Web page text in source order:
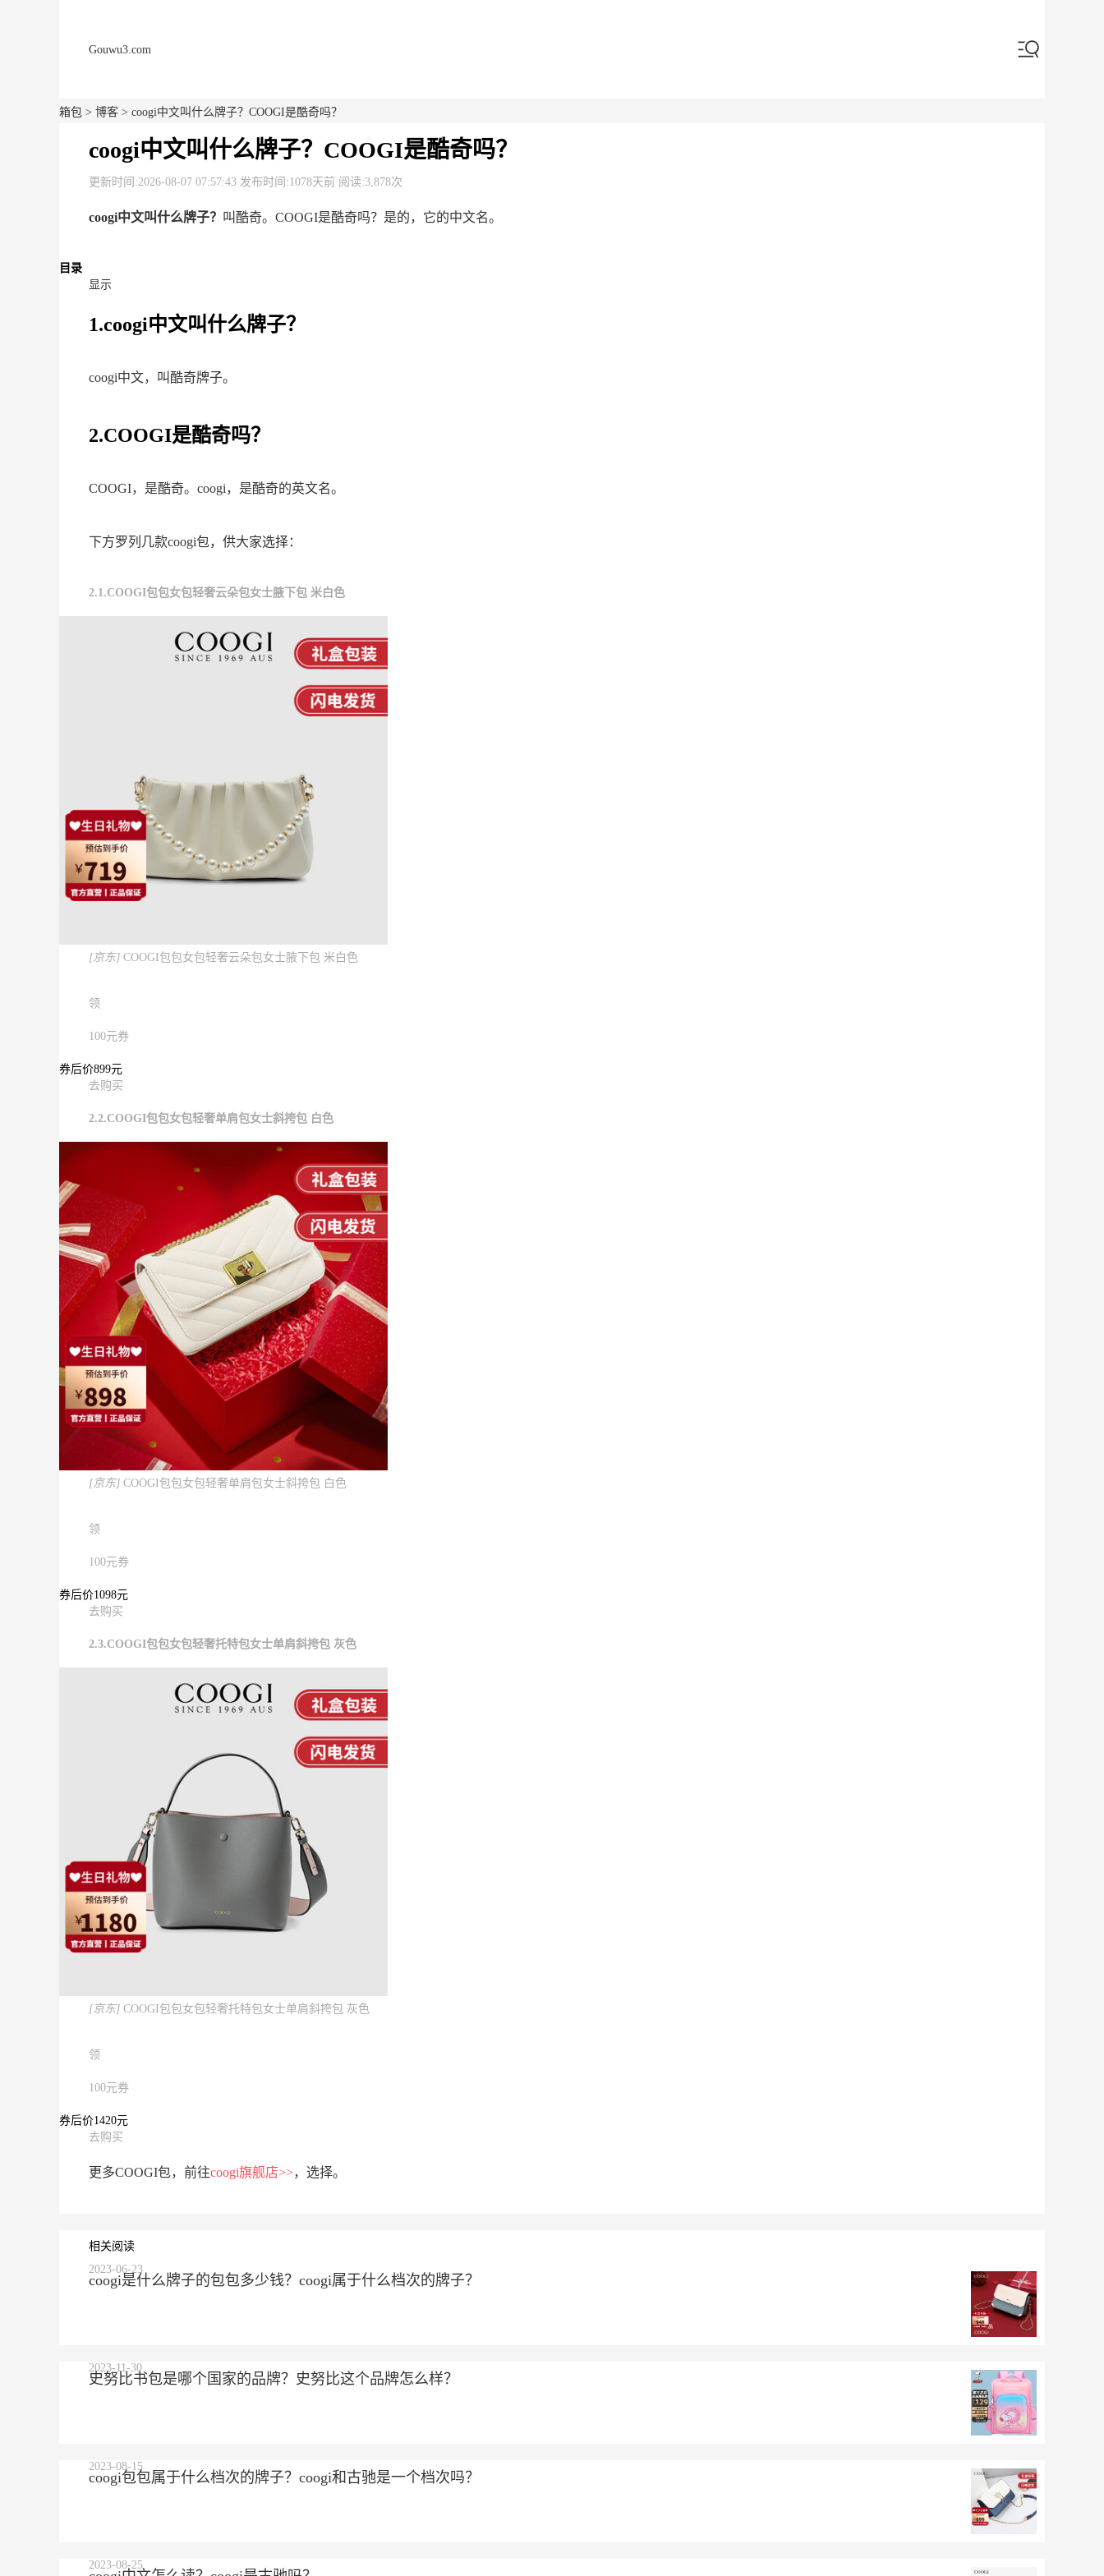
Gouwu3.com
箱包 > 博客 > coogi中文叫什么牌子？COOGI是酷奇吗？
coogi中文叫什么牌子？COOGI是酷奇吗？
更新时间:2026-08-07 07:57:43 发布时间:1078天前 阅读:3,878次
coogi中文叫什么牌子？ 叫酷奇。COOGI是酷奇吗？是的，它的中文名。
目录
显示
1.coogi中文叫什么牌子？
coogi中文，叫酷奇牌子。
2.COOGI是酷奇吗？
COOGI，是酷奇。coogi，是酷奇的英文名。
下方罗列几款coogi包，供大家选择：
2.1.COOGI包包女包轻奢云朵包女士腋下包 米白色
[京东] COOGI包包女包轻奢云朵包女士腋下包 米白色
领
100元券
券后价899元
去购买
2.2.COOGI包包女包轻奢单肩包女士斜挎包 白色
[京东] COOGI包包女包轻奢单肩包女士斜挎包 白色
领
100元券
券后价1098元
去购买
2.3.COOGI包包女包轻奢托特包女士单肩斜挎包 灰色
[京东] COOGI包包女包轻奢托特包女士单肩斜挎包 灰色
领
100元券
券后价1420元
去购买
更多COOGI包，前往coogi旗舰店>>，选择。
相关阅读
coogi是什么牌子的包包多少钱？coogi属于什么档次的牌子？
2023-06-23
史努比书包是哪个国家的品牌？史努比这个品牌怎么样？
2023-11-30
coogi包包属于什么档次的牌子？coogi和古驰是一个档次吗？
2023-08-15
2023-08-25